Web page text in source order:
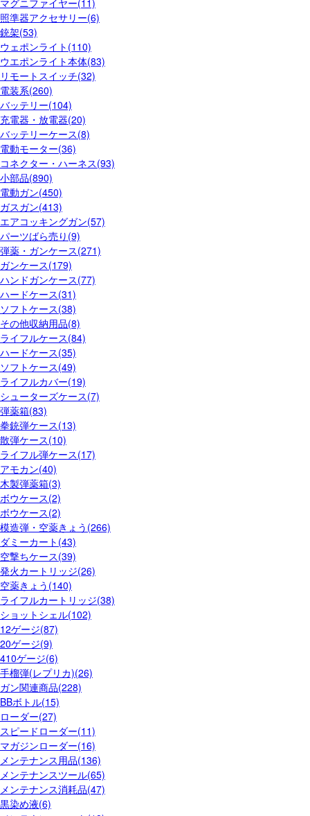
照準器アクセサリー(6)
銃架(53)
ウェポンライト(110)
ウエポンライト本体(83)
リモートスイッチ(32)
電装系(260)
バッテリー(104)
充電器・放電器(20)
バッテリーケース(8)
電動モーター(36)
コネクター・ハーネス(93)
小部品(890)
電動ガン(450)
ガスガン(413)
エアコッキングガン(57)
パーツばら売り(9)
弾薬・ガンケース(271)
ガンケース(179)
ハンドガンケース(77)
ハードケース(31)
ソフトケース(38)
その他収納用品(8)
ライフルケース(84)
ハードケース(35)
ソフトケース(49)
ライフルカバー(19)
シューターズケース(7)
弾薬箱(83)
拳銃弾ケース(13)
散弾ケース(10)
ライフル弾ケース(17)
アモカン(40)
木製弾薬箱(3)
ボウケース(2)
ボウケース(2)
模造弾・空薬きょう(266)
ダミーカート(43)
空撃ちケース(39)
発火カートリッジ(26)
空薬きょう(140)
ライフルカートリッジ(38)
ショットシェル(102)
12ゲージ(87)
20ゲージ(9)
410ゲージ(6)
手榴弾(レプリカ)(26)
ガン関連商品(228)
BBボトル(15)
ローダー(27)
スピードローダー(11)
マガジンローダー(16)
メンテナンス用品(136)
メンテナンスツール(65)
メンテナンス消耗品(47)
黒染め液(6)